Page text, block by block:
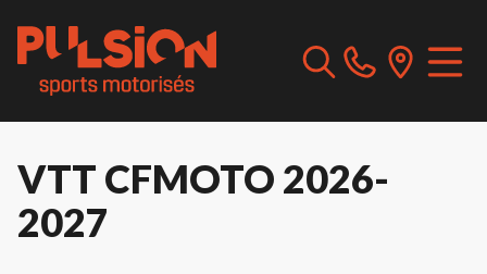
VTT CFMOTO 2026-
2027